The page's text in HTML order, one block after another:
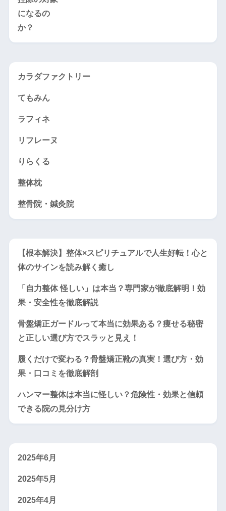
カラダファクトリー
てもみん
ラフィネ
リフレーヌ
りらくる
整体枕
整骨院・鍼灸院
【根本解決】整体×スピリチュアルで人生好転！心と
体のサインを読み解く癒し
「自力整体 怪しい」は本当？専門家が徹底解明！効
果・安全性を徹底解説
骨盤矯正ガードルって本当に効果ある？痩せる秘密
と正しい選び方でスラッと見え！
履くだけで変わる？骨盤矯正靴の真実！選び方・効
果・口コミを徹底解剖
ハンマー整体は本当に怪しい？危険性・効果と信頼
できる院の見分け方
2025年6月
2025年5月
2025年4月